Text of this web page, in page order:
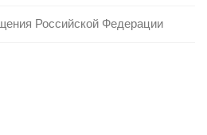
Российской Федерации